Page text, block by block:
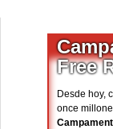
Free
Desde hoy,
once